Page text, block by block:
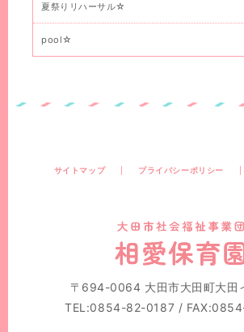
夏祭りリハーサル☆
pool☆
サイトマップ プライバシーポリシー
〒694-0064 大田市大田町大田
TEL:0854-82-0187 /